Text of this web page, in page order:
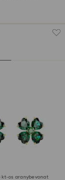
fülbevaló
kt-os aranybevonat